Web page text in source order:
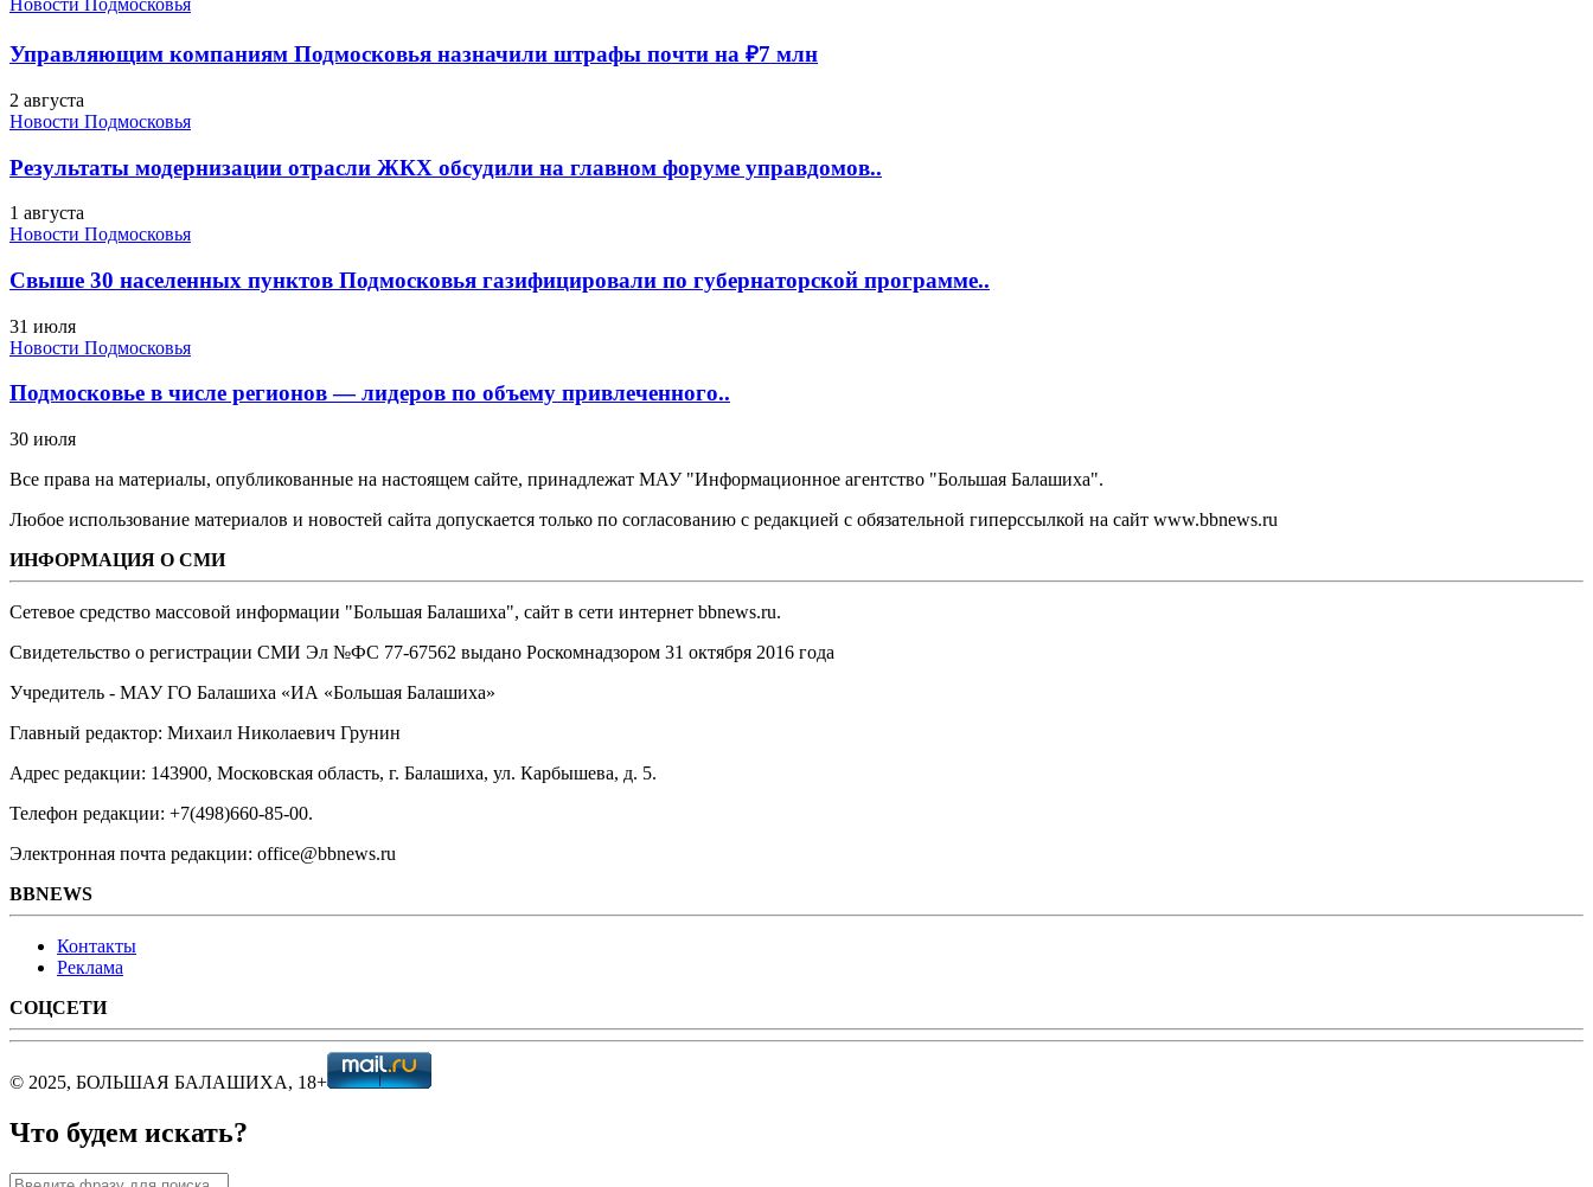
Новости Подмосковья
Управляющим компаниям Подмосковья назначили штрафы почти на ₽7 млн
2 августа
Новости Подмосковья
Результаты модернизации отрасли ЖКХ обсудили на главном форуме управдомов..
1 августа
Новости Подмосковья
Свыше 30 населенных пунктов Подмосковья газифицировали по губернаторской программе..
31 июля
Новости Подмосковья
Подмосковье в числе регионов — лидеров по объему привлеченного..
30 июля
Все права на материалы, опубликованные на настоящем сайте, принадлежат МАУ "Информационное агентство "Большая Балашиха".
Любое использование материалов и новостей сайта допускается только по согласованию с редакцией с обязательной гиперссылкой на сайт www.bbnews.ru
ИНФОРМАЦИЯ О СМИ
Сетевое средство массовой информации "Большая Балашиха", сайт в сети интернет bbnews.ru.
Свидетельство о регистрации СМИ Эл №ФС ‎77-67562 выдано Роскомнадзором 31 октября 2016 года
Учредитель - МАУ ГО Балашиха «ИА «Большая Балашиха»
Главный редактор: Михаил Николаевич Грунин
Адрес редакции: 143900, Московская область, г. Балашиха, ул. Карбышева, д. 5.
Телефон редакции: +7(498)660-85-00.
Электронная почта редакции: office@bbnews.ru
BBNEWS
Контакты
Реклама
СОЦСЕТИ
© 2025, БОЛЬШАЯ БАЛАШИХА, 18+
Что будем искать?